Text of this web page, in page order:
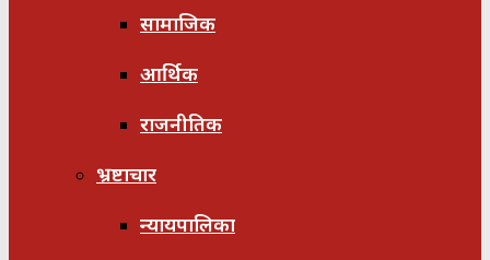
सामाजिक
आर्थिक
राजनीतिक
भ्रष्टाचार
न्यायपालिका